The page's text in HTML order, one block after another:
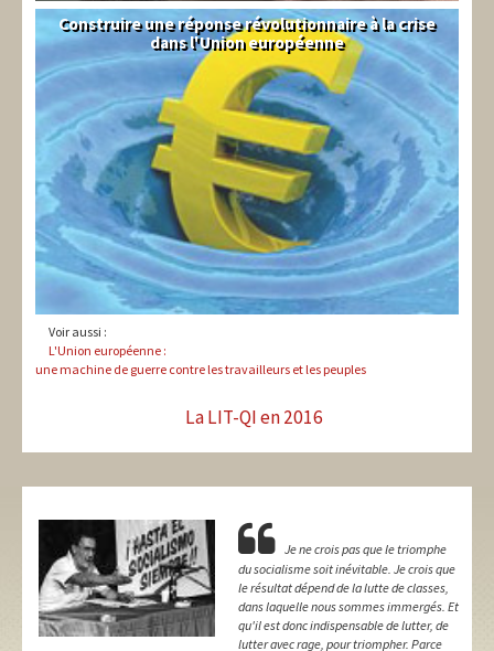
Syndical
Construire une réponse révolutionnaire à la crise
dans l'Union européenne
Voir aussi :
L'Union européenne :
une machine de guerre contre les travailleurs et les peuples
La LIT-QI en 2016
Je ne crois pas que le triomphe
du socialisme soit inévitable. Je crois que
le résultat dépend de la lutte de classes,
dans laquelle nous sommes immergés. Et
qu'il est donc indispensable de lutter, de
lutter avec rage, pour triompher. Parce